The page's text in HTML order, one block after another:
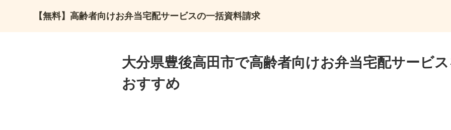
【無料】高齢者向けお弁当宅配サービスの一括資料請求
大分県豊後高田市で高齢者向けお弁当宅配サービ
おすすめ